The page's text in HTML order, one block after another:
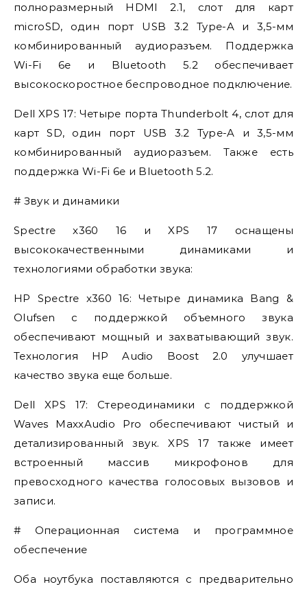
полноразмерный HDMI 2.1, слот для карт
microSD, один порт USB 3.2 Type-A и 3,5-мм
комбинированный аудиоразъем. Поддержка
Wi-Fi 6e и Bluetooth 5.2 обеспечивает
высокоскоростное беспроводное подключение.
Dell XPS 17: Четыре порта Thunderbolt 4, слот для
карт SD, один порт USB 3.2 Type-A и 3,5-мм
комбинированный аудиоразъем. Также есть
поддержка Wi-Fi 6e и Bluetooth 5.2.
# Звук и динамики
Spectre x360 16 и XPS 17 оснащены
высококачественными динамиками и
технологиями обработки звука:
HP Spectre x360 16: Четыре динамика Bang &
Olufsen с поддержкой объемного звука
обеспечивают мощный и захватывающий звук.
Технология HP Audio Boost 2.0 улучшает
качество звука еще больше.
Dell XPS 17: Стереодинамики с поддержкой
Waves MaxxAudio Pro обеспечивают чистый и
детализированный звук. XPS 17 также имеет
встроенный массив микрофонов для
превосходного качества голосовых вызовов и
записи.
# Операционная система и программное
обеспечение
Оба ноутбука поставляются с предварительно